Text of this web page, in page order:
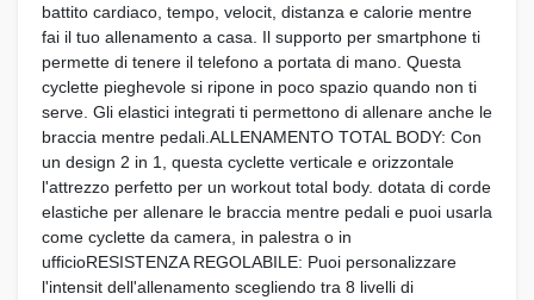
battito cardiaco, tempo, velocit, distanza e calorie mentre
fai il tuo allenamento a casa. Il supporto per smartphone ti
permette di tenere il telefono a portata di mano. Questa
cyclette pieghevole si ripone in poco spazio quando non ti
serve. Gli elastici integrati ti permettono di allenare anche le
braccia mentre pedali.ALLENAMENTO TOTAL BODY: Con
un design 2 in 1, questa cyclette verticale e orizzontale
l'attrezzo perfetto per un workout total body. dotata di corde
elastiche per allenare le braccia mentre pedali e puoi usarla
come cyclette da camera, in palestra o in
ufficioRESISTENZA REGOLABILE: Puoi personalizzare
l'intensit dell'allenamento scegliendo tra 8 livelli di